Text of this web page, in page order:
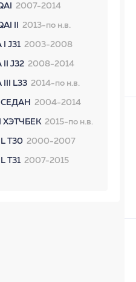
2007-2014
II 2013-по н.в.
I J31 2003-2008
II J32 2008-2014
III L33 2014-по н.в.
СЕДАН 2004-2014
ХЭТЧБЕК 2015-по н.в.
T30 2000-2007
T31 2007-2015